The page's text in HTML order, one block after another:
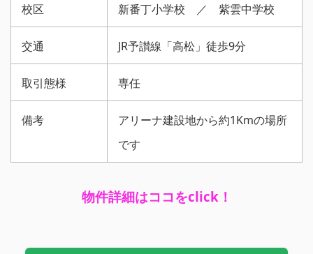
校区 新番丁小学校 ／ 紫雲中学校
交通 JR予讃線「高松」徒歩9分
取引態様 専任
備考
アリーナ建設地から約1Kmの場所
です
物件詳細はココをclick！